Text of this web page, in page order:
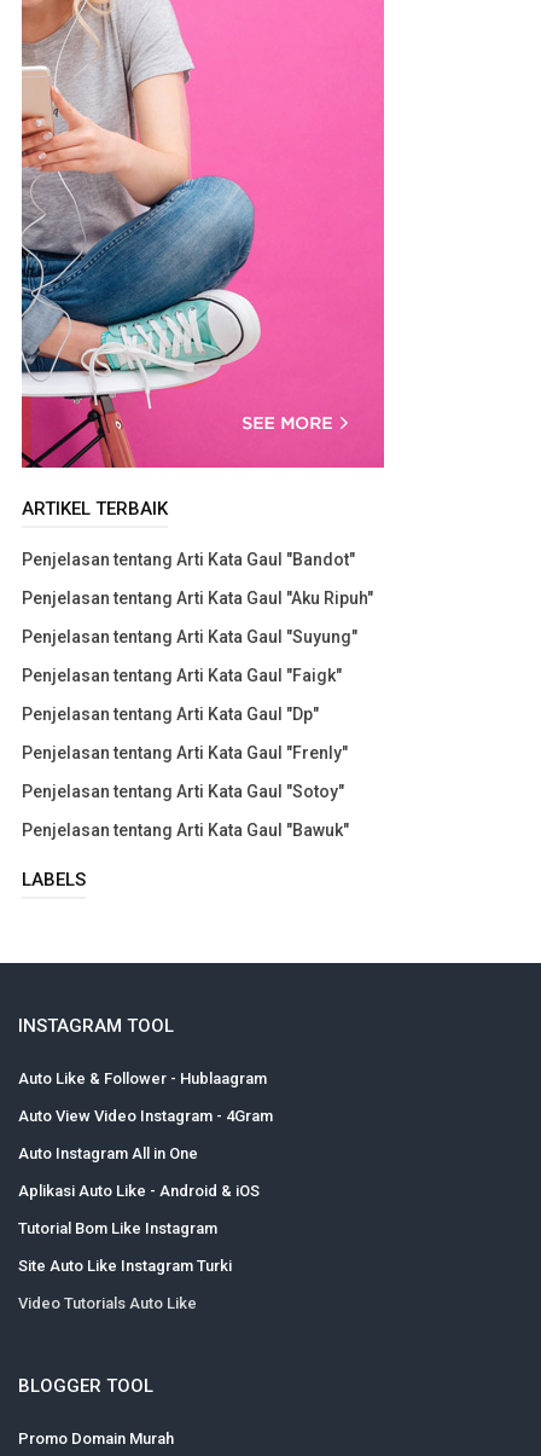
ARTIKEL TERBAIK
Penjelasan tentang Arti Kata Gaul "Bandot"
Penjelasan tentang Arti Kata Gaul "Aku Ripuh"
Penjelasan tentang Arti Kata Gaul "Suyung"
Penjelasan tentang Arti Kata Gaul "Faigk"
Penjelasan tentang Arti Kata Gaul "Dp"
Penjelasan tentang Arti Kata Gaul "Frenly"
Penjelasan tentang Arti Kata Gaul "Sotoy"
Penjelasan tentang Arti Kata Gaul "Bawuk"
LABELS
INSTAGRAM TOOL
Auto Like & Follower - Hublaagram
Auto View Video Instagram - 4Gram
Auto Instagram All in One
Aplikasi Auto Like - Android & iOS
Tutorial Bom Like Instagram
Site Auto Like Instagram Turki
Video Tutorials Auto Like
BLOGGER TOOL
Promo Domain Murah